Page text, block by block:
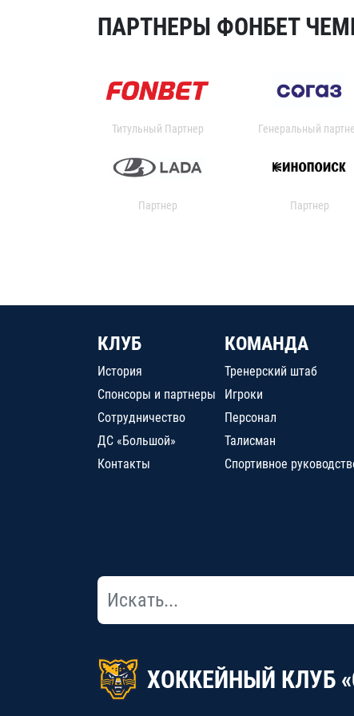
ПАРТНЕРЫ ФОНБЕТ
Титульный Партнер Генеральный
Партнер Партнер
КЛУБ
История
Спонсоры и партнеры
Сотрудничество
ДС «Большой»
Контакты
КОМАНДА
Тренерский штаб
Игроки
Персонал
Талисман
Спортивное
ХОККЕЙНЫЙ КЛУБ